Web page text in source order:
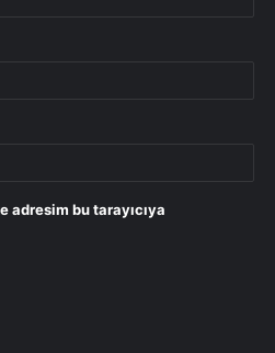
adresim bu tarayıcıya